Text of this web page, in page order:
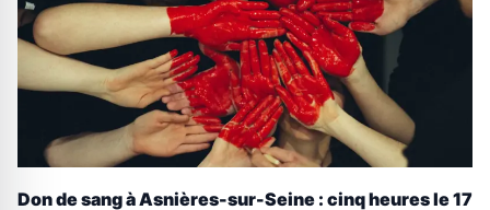
Don de sang à Asnières-sur-Seine : cinq heures le 17